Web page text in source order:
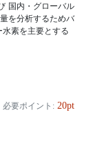
国内・グローバル
を分析するためバ
素を主要とする
必要ポイント: 20pt